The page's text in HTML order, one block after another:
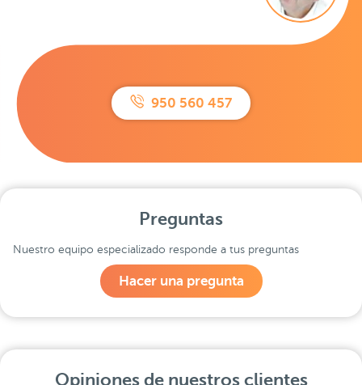
950 560 457
Preguntas
Nuestro equipo especializado responde a tus preguntas
Hacer una pregunta
Opiniones de nuestros clientes